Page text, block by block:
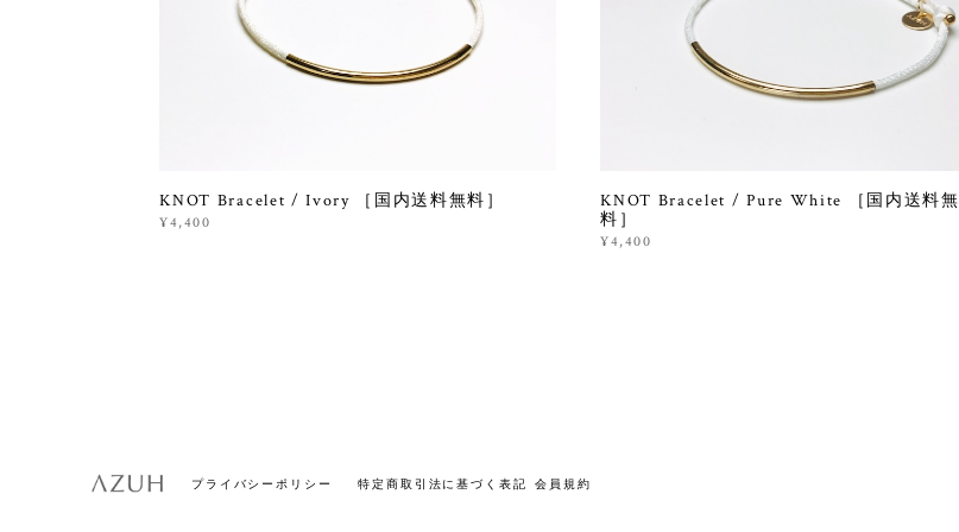
KNOT Bracelet / Ivory ［国内送料無料］
¥4,400
KNOT Bracelet / Pure White ［国内送料無
料］
¥4,400
プライバシーポリシー 特定商取引法に基づく表記 会員規約